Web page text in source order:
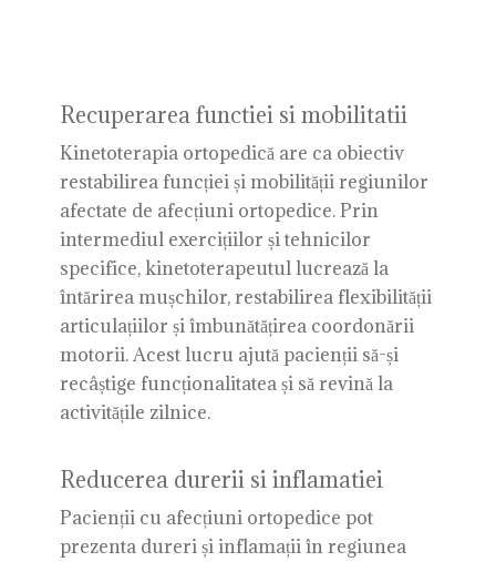
Recuperarea functiei si mobilitatii
Kinetoterapia ortopedică are ca obiectiv
restabilirea funcției și mobilității regiunilor
afectate de afecțiuni ortopedice. Prin
intermediul exercițiilor și tehnicilor
specifice, kinetoterapeutul lucrează la
întărirea mușchilor, restabilirea flexibilității
articulațiilor și îmbunătățirea coordonării
motorii. Acest lucru ajută pacienții să-și
recâștige funcționalitatea și să revină la
activitățile zilnice.
Reducerea durerii si inflamatiei
Pacienții cu afecțiuni ortopedice pot
prezenta dureri și inflamații în regiunea